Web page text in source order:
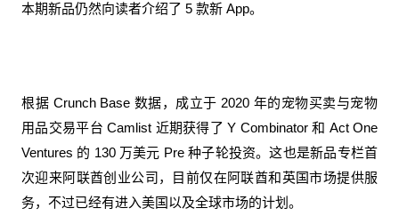
本期新品仍然向读者介绍了 5 款新 App。
根据 Crunch Base 数据，成立于 2020 年的宠物买卖与宠物
用品交易平台 Camlist 近期获得了 Y Combinator 和 Act One
Ventures 的 130 万美元 Pre 种子轮投资。这也是新品专栏首
次迎来阿联酋创业公司，目前仅在阿联酋和英国市场提供服
务，不过已经有进入美国以及全球市场的计划。